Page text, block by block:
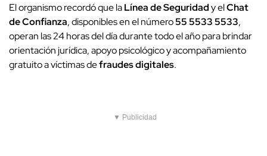
El organismo recordó que laLínea de Seguridady elChat
de Confianza, disponibles en el número55 5533 5533,
operan las 24 horas del día durante todo el año para brindar
orientación jurídica, apoyo psicológico y acompañamiento
gratuito a víctimas defraudes digitales.
▼ Publicidad